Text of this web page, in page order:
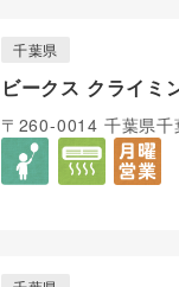
千葉県
ビークス クライミ
〒260-0014 千葉県